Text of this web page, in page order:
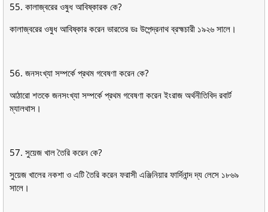
55. কালাজ্বরের ওষুধ আবিষ্কারক কে?
কালাজ্বরের ওষুধ আবিষ্কার করেন ভারতের ডঃ উপেন্দ্রনাথ ব্রহ্মচারী ১৯২৬ সালে।
56. জনসংখ্যা সম্পর্কে প্রথম গবেষণা করেন কে?
আঠারাে শতকে জনসংখ্যা সম্পর্কে প্রথম গবেষণা করেন ইংরাজ অর্থনীতিবিদ রবার্ট
ম্যালথাস।
57. সুয়েজ খাল তৈরি করেন কে?
সুয়েজ খালের নকশা ও এটি তৈরি করেন ফরাসী এঞ্জিনিয়ার ফার্দিনান্দ দ্য লেসে ১৮৬৯
সালে।